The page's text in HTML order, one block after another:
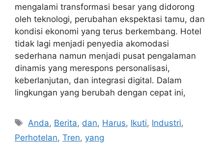
mengalami transformasi besar yang didorong
oleh teknologi, perubahan ekspektasi tamu, dan
kondisi ekonomi yang terus berkembang. Hotel
tidak lagi menjadi penyedia akomodasi
sederhana namun menjadi pusat pengalaman
dinamis yang merespons personalisasi,
keberlanjutan, dan integrasi digital. Dalam
lingkungan yang berubah dengan cepat ini,
Tags
Anda, Berita, dan, Harus, Ikuti, Industri,
Perhotelan, Tren, yang